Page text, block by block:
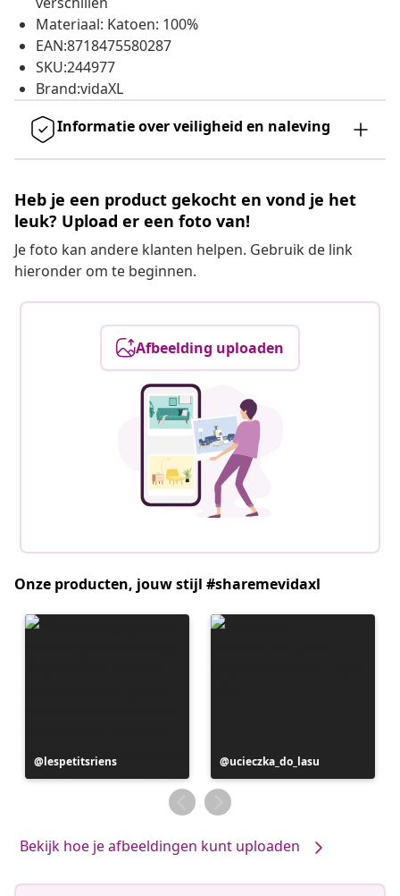
Materiaal: Katoen: 100%
EAN:8718475580287
SKU:244977
Brand:vidaXL
Informatie over veiligheid en naleving
Heb je een product gekocht en vond je het
leuk? Upload er een foto van!
Je foto kan andere klanten helpen. Gebruik de link
hieronder om te beginnen.
Afbeelding uploaden
Onze producten, jouw stijl #sharemevidaxl
Bericht
gepubliceerd
lespetitsriens
Bericht
gepubliceerd
door
ucieczka_do_lasu
Bekijk hoe je afbeeldingen kunt uploaden